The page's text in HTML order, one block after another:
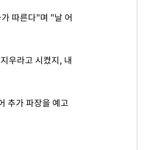
따른다"며 "날 어
우라고 시켰지, 내
추가 파장을 예고